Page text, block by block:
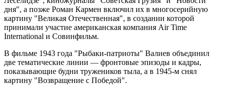
дня", а позже Роман Кармен включил их в многосерийную
картину "Великая Отечественная", в создании которой
принимали участие американская компания Air Time
International и Совинфильм.
В фильме 1943 года "Рыбаки-патриоты" Валиев объединил
две тематические линии — фронтовые эпизоды и кадры,
показывающие будни тружеников тыла, а в 1945-м снял
картину "Возвращение с Победой".